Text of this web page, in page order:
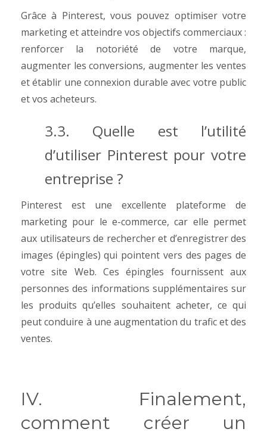
Grâce à Pinterest, vous pouvez optimiser votre
marketing et atteindre vos objectifs commerciaux :
renforcer la notoriété de votre marque,
augmenter les conversions, augmenter les ventes
et établir une connexion durable avec votre public
et vos acheteurs.
3.3. Quelle est l’utilité
d’utiliser Pinterest pour votre
entreprise ?
Pinterest est une excellente plateforme de
marketing pour le e-commerce, car elle permet
aux utilisateurs de rechercher et d’enregistrer des
images (épingles) qui pointent vers des pages de
votre site Web. Ces épingles fournissent aux
personnes des informations supplémentaires sur
les produits qu’elles souhaitent acheter, ce qui
peut conduire à une augmentation du trafic et des
ventes.
IV. Finalement,
comment créer un